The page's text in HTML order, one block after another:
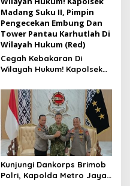
Madang Suku II, Pimpin
Pengecekan Embung Dan
Tower Pantau Karhutlah Di
Wilayah Hukum (Red)
Cegah Kebakaran Di
Wilayah Hukum! Kapolsek
Pengecekan Embung Dan
Tower Pantau Karhutlah Di
Wilayah Hukum
Kunjungi Dankorps Brimob
Polri, Kapolda Metro Jaya